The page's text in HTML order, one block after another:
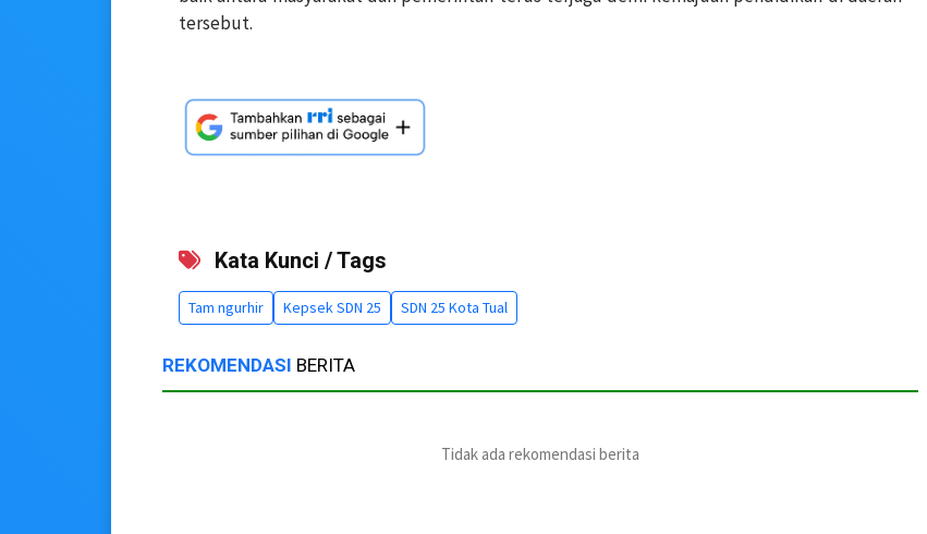
tersebut.
Kata Kunci / Tags
Tam ngurhir Kepsek SDN 25 SDN 25 Kota Tual
REKOMENDASI BERITA
Tidak ada rekomendasi berita